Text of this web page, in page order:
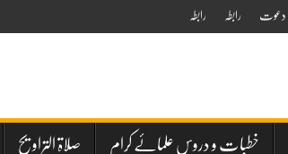
دعوت رابطہ رابطہ
خطبات و دروس علمائے کرام صلاۃ التراویح